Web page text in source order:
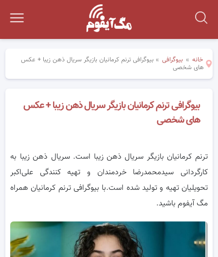
خانه » بیوگرافی » بیوگرافی ترنم کرمانیان بازیگر سریال ذهن زیبا + عکس
های شخصی
بیوگرافی ترنم کرمانیان بازیگر سریال ذهن زیبا + عکس
های شخصی
ترنم کرمانیان بازیگر سریال ذهن زیبا است. سریال ذهن زیبا به
کارگردانی سیدمحمدرضا خردمندان و تهیه کنندگی علی‌اکبر
تحویلیان تهیه و تولید شده است.با بیوگرافی ترنم کرمانیان همراه
مگ آیفوم باشید.